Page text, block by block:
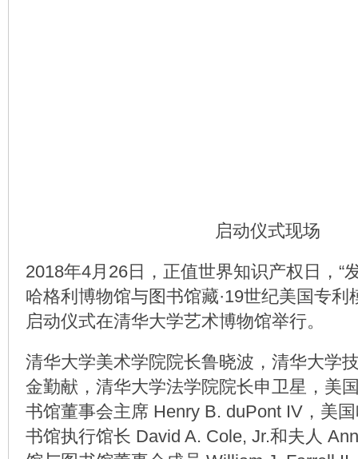
启动仪式现场
2018年4月26日，正值世界知识产权日，
哈格利博物馆与图书馆藏·19世纪美国专利
启动仪式在清华大学艺术博物馆举行。
清华大学美术学院院长鲁晓波，清华大学
金勤献，清华大学法学院院长申卫星，美
书馆董事会主席 Henry B. duPont IV，美
书馆执行馆长 David A. Cole, Jr.和夫人